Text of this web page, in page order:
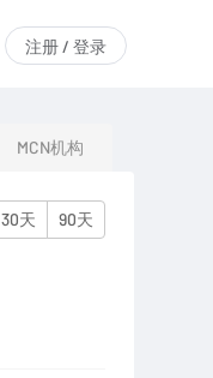
注册 / 登录
MCN机构
30天 90天